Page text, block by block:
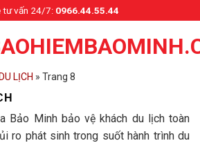
tư vấn 24/7:0966.44.55.44
LỊCH » Trang 8
Bảo Minh bảo vệ khách du lịch toàn
ro phát sinh trong suốt hành trình du